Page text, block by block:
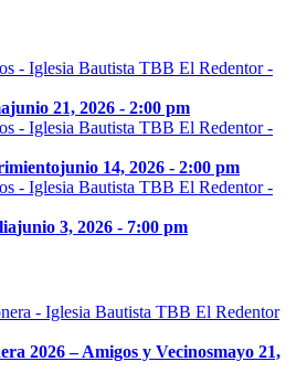
junio 21, 2026 - 2:00 pm
junio 14, 2026 - 2:00 pm
junio 3, 2026 - 7:00 pm
2026 – Amigos y Vecinosmayo 21,